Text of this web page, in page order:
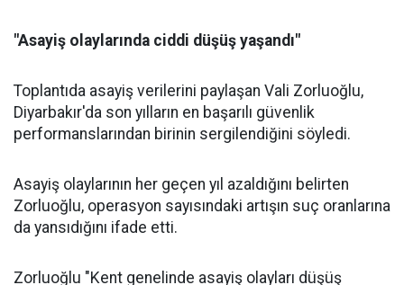
"Asayiş olaylarında ciddi düşüş yaşandı"
Toplantıda asayiş verilerini paylaşan Vali Zorluoğlu,
Diyarbakır'da son yılların en başarılı güvenlik
performanslarından birinin sergilendiğini söyledi.
Asayiş olaylarının her geçen yıl azaldığını belirten
Zorluoğlu, operasyon sayısındaki artışın suç oranlarına
da yansıdığını ifade etti.
Zorluoğlu "Kent genelinde asayiş olayları düşüş